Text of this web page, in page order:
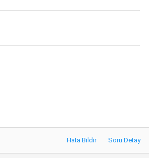
Hata Bildir Soru Detay